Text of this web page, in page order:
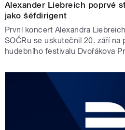
Alexander Liebreich poprvé
jako šéfdirigent
První koncert Alexandra
SOČRu se uskutečnil 20. září na
hudebního festivalu Dvořákova